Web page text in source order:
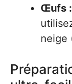
Œufs :
neige